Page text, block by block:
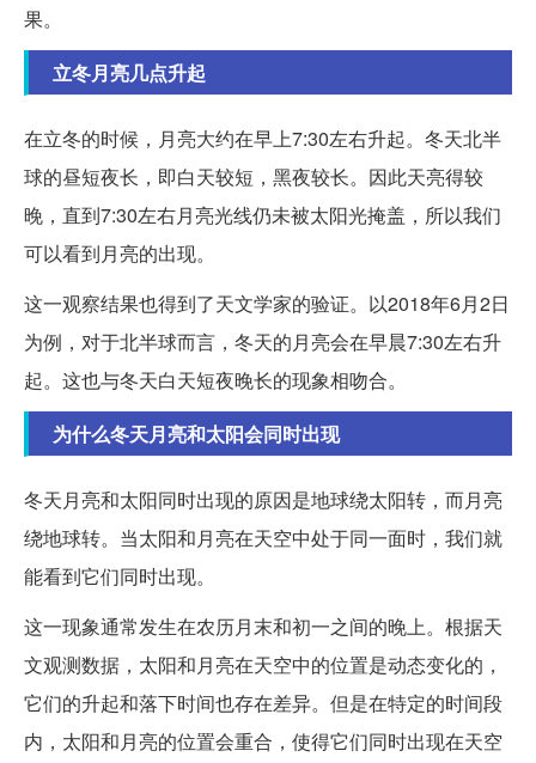
果。
立冬月亮几点升起
在立冬的时候，月亮大约在早上7:30左右升起。冬天北半
球的昼短夜长，即白天较短，黑夜较长。因此天亮得较
晚，直到7:30左右月亮光线仍未被太阳光掩盖，所以我们
可以看到月亮的出现。
这一观察结果也得到了天文学家的验证。以2018年6月2日
为例，对于北半球而言，冬天的月亮会在早晨7:30左右升
起。这也与冬天白天短夜晚长的现象相吻合。
为什么冬天月亮和太阳会同时出现
冬天月亮和太阳同时出现的原因是地球绕太阳转，而月亮
绕地球转。当太阳和月亮在天空中处于同一面时，我们就
能看到它们同时出现。
这一现象通常发生在农历月末和初一之间的晚上。根据天
文观测数据，太阳和月亮在天空中的位置是动态变化的，
它们的升起和落下时间也存在差异。但是在特定的时间段
内，太阳和月亮的位置会重合，使得它们同时出现在天空